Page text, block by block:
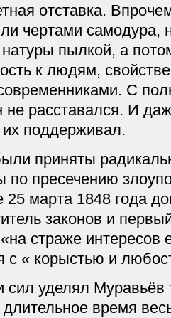
отставка.
чертами самодура,
пылкой, а
к людям,
С
не расставался. И
их поддерживал.
приняты
по пресечению
25 марта 1848 года
законов и
страже интересов
с « корыстью и
сил уделял Муравьёв
длительное время